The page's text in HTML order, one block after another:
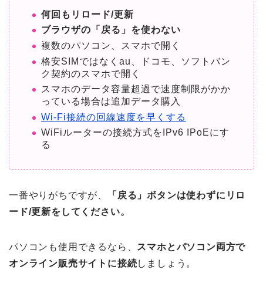
何回もリロード/更新
ブラウザの「戻る」を使わない
複数のパソコン、スマホで開く
格安SIMではなくau、ドコモ、ソフトバン
ク契約のスマホで開く
スマホのデータ容量超過で速度制限がかか
っている場合は追加データ購入
Wi-Fi接続の回線速度を早くする
WiFiルーターの接続方式をIPv6 IPoEにす
る
一番やりがちですが、
「戻る」ボタンは使わずにリロ
ード/更新をしてください。
パソコンも使用できるなら、 スマホとパソコン両方で
オンライン販売サイトに接続しましょう。